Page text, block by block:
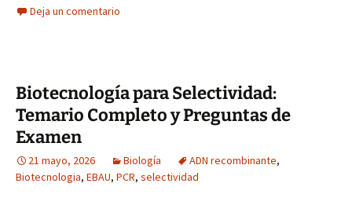
Deja un comentario
Biotecnología para Selectividad:
Temario Completo y Preguntas de
Examen
21 mayo, 2026 Biología ADN recombinante,
Biotecnologia, EBAU, PCR, selectividad